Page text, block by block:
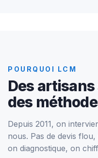
POURQUOI LCM
Des artisans
des
Depuis 2011, on
nous. Pas de devis
on diagnostique, on